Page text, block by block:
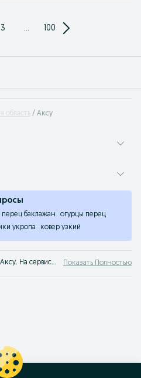
3 ... 100
область Аксу
перец баклажан
огурцы перец
укропа ковер узкий
Продажа товаров для дома и сада Аксу. На сервисе объявлений OLX Аксу легко и быстро можно купить товары для дома б/у. Покупай только лучшую мебель на OLX! Показать Полностью